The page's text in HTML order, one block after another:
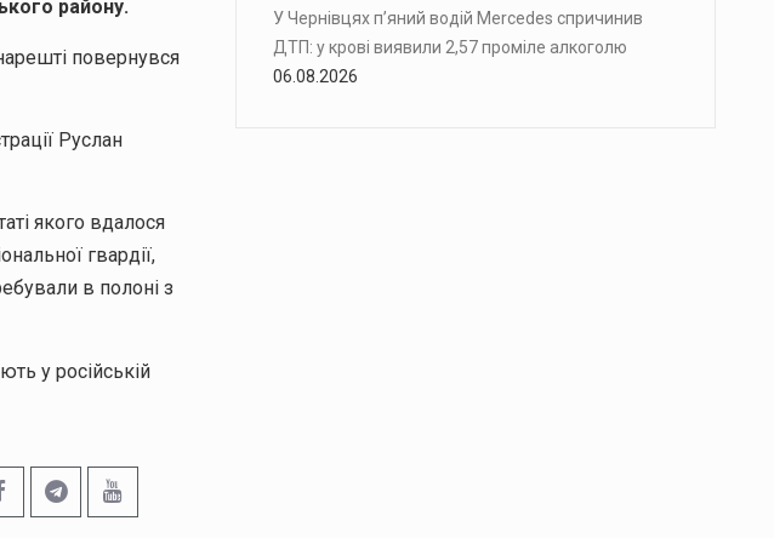
району.
повернувся
Руслан
якого вдалося
гвардії,
в полоні з
у російській
У Чернівцях п’яний водій Mercedes спричинив
ДТП: у крові виявили 2,57 проміле алкоголю
06.08.2026